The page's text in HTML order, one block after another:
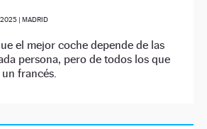
| MADRID
el mejor coche depende de las
persona, pero de todos los que
francés.